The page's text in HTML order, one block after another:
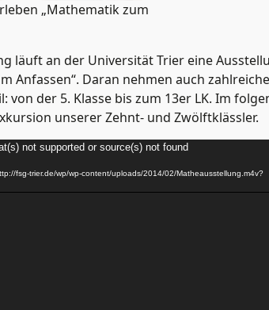
„Mathematik zum
läuft an der Universität Trier eine
Anfassen“. Daran nehmen auch
von der 5. Klasse bis zum 13er LK. Im
unserer Zehnt- und Zwölftklässler.
not supported or source(s) not found
fsg-trier.de/wp/wp-content/uploads/2014/02/Matheausstellung.m4v?